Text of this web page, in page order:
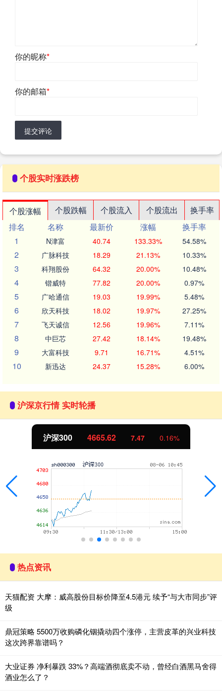
你的昵称*
你的邮箱*
提交评论
个股实时涨跌榜
个股涨幅 个股跌幅 个股流入 个股流出
换手率
排名
名称 最新价 涨幅
换手率
1
N津富 40.74 133.33% 54.58%
2 广脉科技 18.29 21.13% 10.33%
3 科翔股份 64.32 20.00% 10.48%
4 锴威特 77.82 20.00% 0.97%
5 广哈通信 19.03 19.99% 5.48%
6 欣天科技 18.02 19.97% 27.25%
7 飞天诚信 12.56 19.96% 7.11%
8 中巨芯 27.42 18.14% 19.48%
9 大富科技 9.71 16.71% 4.51%
10 新迅达 24.37 15.28% 6.00%
沪深京行情 实时轮播
沪深300 4665.62 7.47 0.16%
热点资讯
天猫配资 大摩：威高股份目标价降至4.5港元 续予“与大市同步”评
级
鼎冠策略 5500万收购磷化铟撬动四个涨停，主营皮革的兴业科技
这次跨界靠谱吗？
大业证券 净利暴跌 33%？高端酒彻底卖不动，曾经白酒黑马舍得
酒业怎么了？